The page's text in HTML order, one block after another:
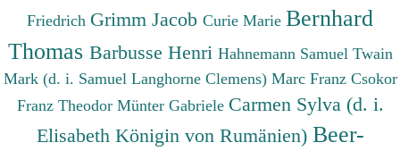
Friedrich Grimm Jacob Curie Marie Bernhard
Thomas Barbusse Henri Hahnemann Samuel Twain
Mark (d. i. Samuel Langhorne Clemens) Marc Franz Csokor
Franz Theodor Münter Gabriele Carmen Sylva (d. i.
Elisabeth Königin von Rumänien) Beer-